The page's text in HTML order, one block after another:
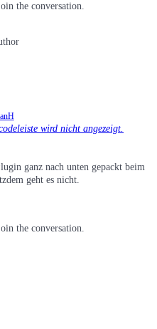
the conversation.
wird nicht angezeigt.
ganz nach unten gepackt beim
geht es nicht.
the conversation.